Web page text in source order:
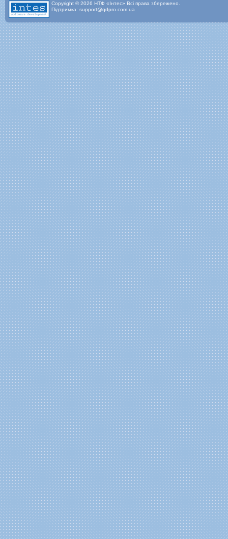
Copyright © 2026 НТФ «Інтес» Всі права збережено.
Підтримка: support@qdpro.com.ua